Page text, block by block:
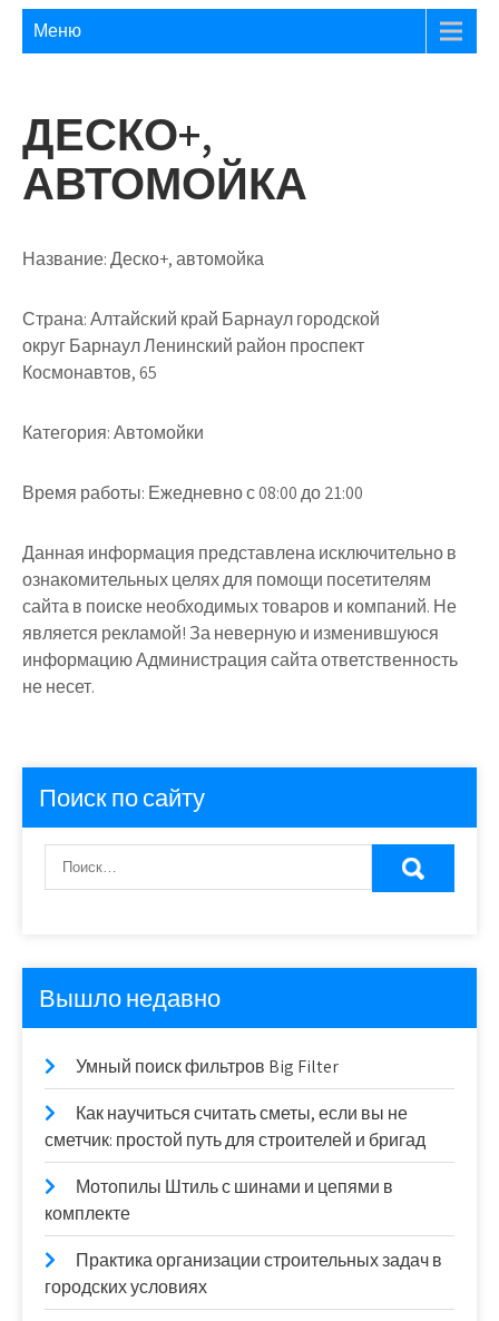
Меню
ДЕСКО+,
АВТОМОЙКА
Название:Деско+, автомойка
Страна:Алтайский край Барнаул городской
округ Барнаул Ленинский район проспект
Космонавтов, 65
Категория:Автомойки
Время работы: Ежедневно с 08:00 до 21:00
Данная информация представлена исключительно в
ознакомительных целях для помощи посетителям
сайта в поиске необходимых товаров и компаний. Не
является рекламой! За неверную и изменившуюся
информацию Администрация сайта ответственность
не несет.
Поиск по сайту
Вышло недавно
Умный поиск фильтров Big Filter
Как научиться считать сметы, если вы не
сметчик: простой путь для строителей и бригад
Мотопилы Штиль с шинами и цепями в
комплекте
Практика организации строительных задач в
городских условиях